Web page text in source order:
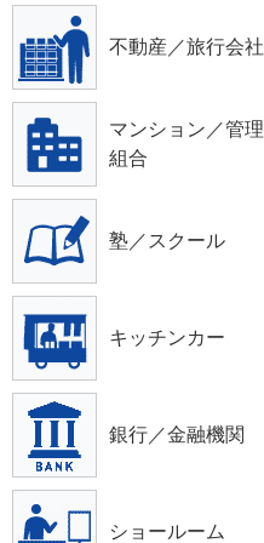
不動産／旅行会社
マンション／管理
組合
塾／スクール
キッチンカー
銀行／金融機関
ショールーム